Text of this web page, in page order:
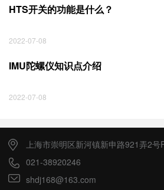
HTS开关的功能是什么？
2022-07-08
IMU陀螺仪知识点介绍
2022-07-08
上海市崇明区新河镇新申路921弄2号
021-38920246
shdj168@163.com